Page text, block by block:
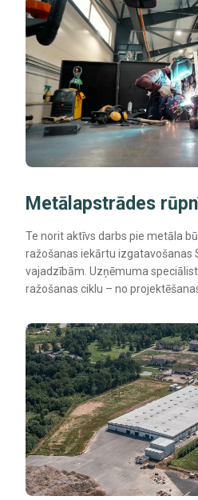
Metālapstrādes
Te norit aktīvs darbs pie metāla
ražošanas iekārtu izgatavošanas
vajadzībām. Uzņēmuma
ražošanas ciklu – no